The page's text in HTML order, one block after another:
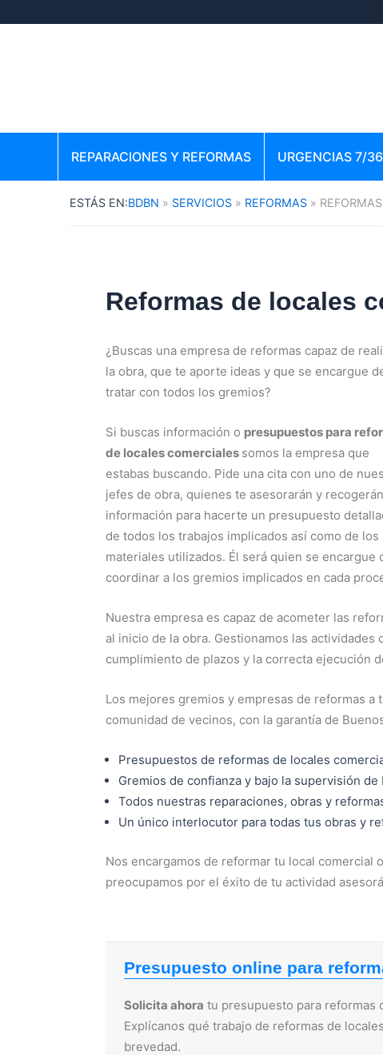
REPARACIONES Y REFORMAS URGENCIAS 7/
BDBN SERVICIOS REFORMAS
Reformas de locales
¿Buscas una empresa de reformas capaz de
la obra, que te aporte ideas y que se encargue
tratar con todos los gremios?
Si buscas información o presupuestos para
de locales comerciales somos la empresa que
estabas buscando. Pide una cita con uno de
jefes de obra, quienes te asesorarán y
información para hacerte un presupuesto
de todos los trabajos implicados así como de los
materiales utilizados. Él será quien se encargue
coordinar a los gremios implicados en cada
Nuestra empresa es capaz de acometer las
al inicio de la obra. Gestionamos las
cumplimiento de plazos y la correcta ejecución
Los mejores gremios y empresas de reformas
comunidad de vecinos, con la garantía de
Presupuestos de reformas de locales
Gremios de confianza y bajo la supervisión de
Todos nuestras reparaciones, obras y
Un único interlocutor para todas tus obras y
Nos encargamos de reformar tu local comercial
preocupamos por el éxito de tu actividad
Presupuesto online para
Solicita ahora tu presupuesto para reformas
Explícanos qué trabajo de reformas de
brevedad.